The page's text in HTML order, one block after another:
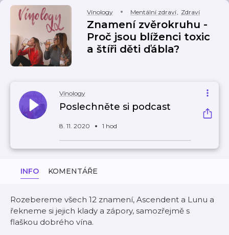
Vínology Mentální zdraví, Zdraví
Znamení zvěrokruhu -
Proč jsou blíženci toxic
a štíři děti ďábla?
Vínology
Poslechněte si podcast
8. 11. 2020 1 hod
INFO KOMENTÁŘE
Rozebereme všech 12 znamení, Ascendent a Lunu a
řekneme si jejich klady a zápory, samozřejmě s
flaškou dobrého vína.